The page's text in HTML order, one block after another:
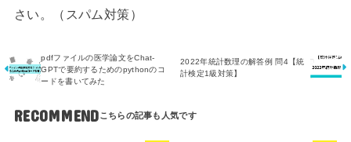
さい。（スパム対策）
pdfファイルの医学論文をChat-
GPTで要約するためのpythonのコ
ードを書いてみた
2022年統計数理の解答例 問4【統
計検定1級対策】
RECOMMEND